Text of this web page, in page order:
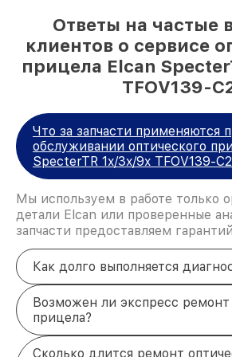
Ответы на частые
клиентов о сервисе
прицела Elcan
TFOV139-
Что за запчасти применяются
обслуживании оптического
SpecterTR 1x/3x/9x TFOV139-
Мы используем в работе только
детали Elcan или проверенные
запчасти предоставляем
Как долго выполняется
Возможен ли экспресс ремонт
прицела?
Сколько длится ремонт